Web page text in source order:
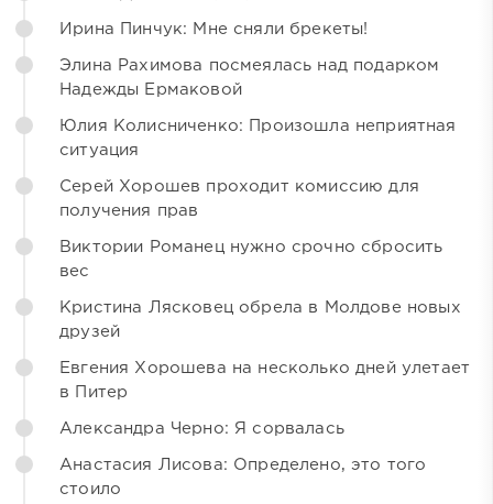
Ирина Пинчук: Мне сняли брекеты!
Элина Рахимова посмеялась над подарком
Надежды Ермаковой
Юлия Колисниченко: Произошла неприятная
ситуация
Серей Хорошев проходит комиссию для
получения прав
Виктории Романец нужно срочно сбросить
вес
Кристина Лясковец обрела в Молдове новых
друзей
Евгения Хорошева на несколько дней улетает
в Питер
Александра Черно: Я сорвалась
Анастасия Лисова: Определено, это того
стоило